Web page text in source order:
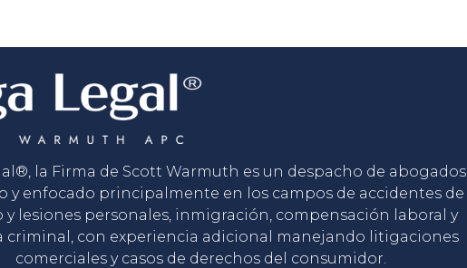
la Firma de Scott Warmuth es un despacho de abogados
y enfocado principalmente en los campos de accidentes de
y lesiones personales, inmigración, compensación laboral y
criminal, con experiencia adicional manejando litigaciones
comerciales y casos de derechos del consumidor.